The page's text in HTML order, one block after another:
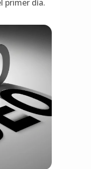
primer día.